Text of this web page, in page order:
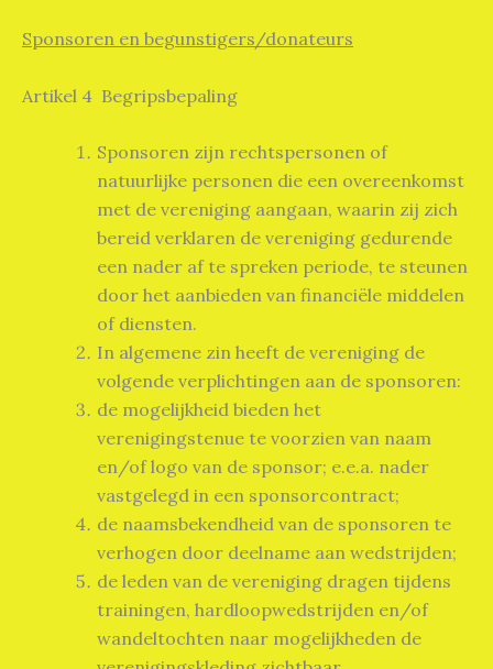
Sponsoren en begunstigers/donateurs
Artikel 4 Begripsbepaling
Sponsoren zijn rechtspersonen of
natuurlijke personen die een overeenkomst
met de vereniging aangaan, waarin zij zich
bereid verklaren de vereniging gedurende
een nader af te spreken periode, te steunen
door het aanbieden van financiële middelen
of diensten.
In algemene zin heeft de vereniging de
volgende verplichtingen aan de sponsoren:
de mogelijkheid bieden het
verenigingstenue te voorzien van naam
en/of logo van de sponsor; e.e.a. nader
vastgelegd in een sponsorcontract;
de naamsbekendheid van de sponsoren te
verhogen door deelname aan wedstrijden;
de leden van de vereniging dragen tijdens
trainingen, hardloopwedstrijden en/of
wandeltochten naar mogelijkheden de